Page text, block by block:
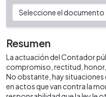
Resumen
La actuación del Contador
compromiso, rectitud,
No obstante, hay situaciones
en actos que van contra la